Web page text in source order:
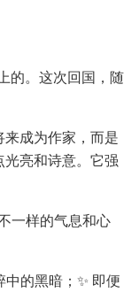
的。这次回国，随
来成为作家，而是
光亮和诗意。它强
一样的气息和心
中的黑暗；✨ 即便